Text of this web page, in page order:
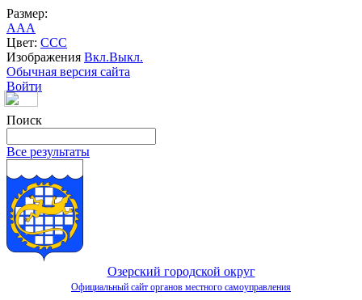
Размер:
AAA
Цвет: CCC
Изображения Вкл.Выкл.
Обычная версия сайта
Войти
Поиск
Все результаты
Озерский городской округ
Официальный сайт органов местного самоуправления